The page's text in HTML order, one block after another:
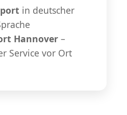
in deutscher
Hannover–
Service vor Ort